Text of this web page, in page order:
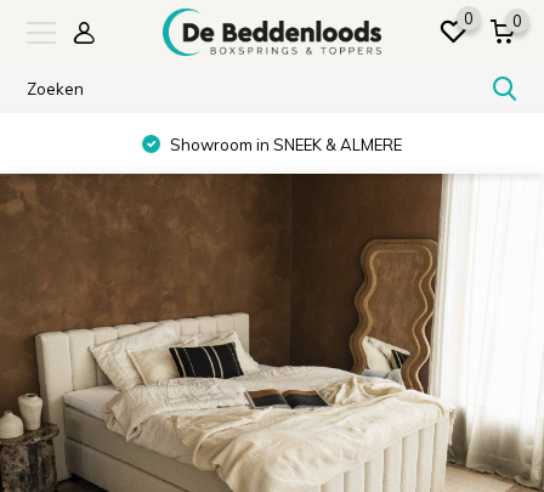
0 0
Showroom in SNEEK & ALMERE